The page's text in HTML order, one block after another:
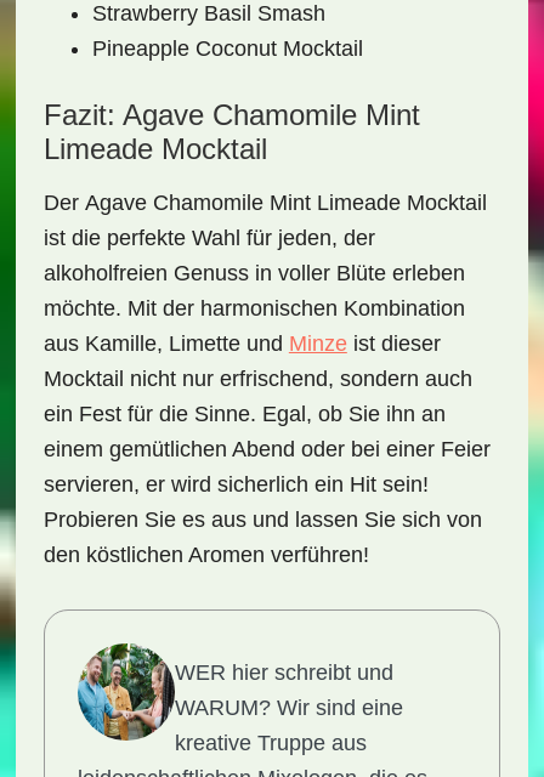
Strawberry Basil Smash
Pineapple Coconut Mocktail
Fazit: Agave Chamomile Mint
Limeade Mocktail
Der Agave Chamomile Mint Limeade Mocktail
ist die perfekte Wahl für jeden, der
alkoholfreien Genuss in voller Blüte erleben
möchte. Mit der harmonischen Kombination
aus Kamille, Limetteund Minzeist dieser
Mocktail nicht nur erfrischend, sondern auch
ein Fest für die Sinne. Egal, ob Sie ihn an
einem gemütlichen Abend oder bei einer Feier
servieren, er wird sicherlich ein Hit sein!
Probieren Sie es aus und lassen Sie sich von
den köstlichen Aromen verführen!
WER hier schreibt und
WARUM?Wir sind eine
kreative Truppe aus